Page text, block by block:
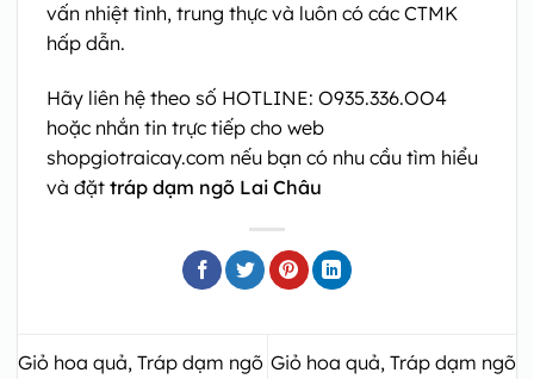
vấn nhiệt tình, trung thực và luôn có các CTMK
hấp dẫn.
Hãy liên hệ theo số HOTLINE: O935.336.OO4
hoặc nhắn tin trực tiếp cho web
shopgiotraicay.com nếu bạn có nhu cầu tìm hiểu
và đặt tráp dạm ngõ Lai Châu
Giỏ hoa quả, Tráp dạm ngõ Giỏ hoa quả, Tráp dạm ngõ